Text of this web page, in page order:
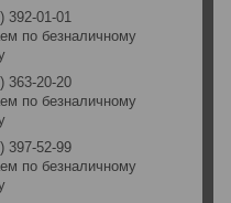
392-01-01
по безналичному
363-20-20
по безналичному
397-52-99
по безналичному